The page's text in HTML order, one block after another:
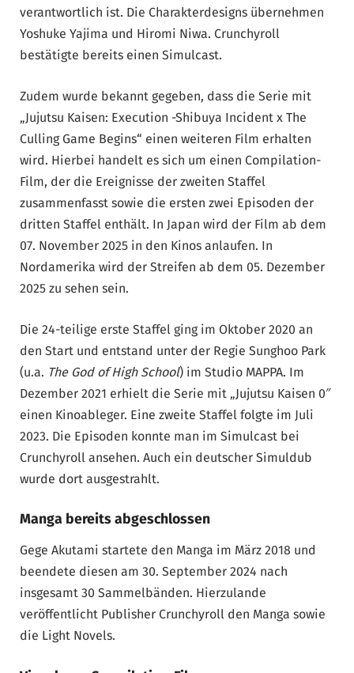
verantwortlich ist. Die Charakterdesigns übernehmen
Yoshuke Yajima und Hiromi Niwa. Crunchyroll
bestätigte bereits einen Simulcast.
Zudem wurde bekannt gegeben, dass die Serie mit
„Jujutsu Kaisen: Execution -Shibuya Incident x The
Culling Game Begins“ einen weiteren Film erhalten
wird. Hierbei handelt es sich um einen Compilation-
Film, der die Ereignisse der zweiten Staffel
zusammenfasst sowie die ersten zwei Episoden der
dritten Staffel enthält. In Japan wird der Film ab dem
07. November 2025 in den Kinos anlaufen. In
Nordamerika wird der Streifen ab dem 05. Dezember
2025 zu sehen sein.
Die 24-teilige erste Staffel ging im Oktober 2020 an
den Start und entstand unter der Regie Sunghoo Park
(u.a. The God of High School) im Studio MAPPA. Im
Dezember 2021 erhielt die Serie mit „Jujutsu Kaisen 0″
einen Kinoableger. Eine zweite Staffel folgte im Juli
2023. Die Episoden konnte man im Simulcast bei
Crunchyroll ansehen. Auch ein deutscher Simuldub
wurde dort ausgestrahlt.
Manga bereits abgeschlossen
Gege Akutami startete den Manga im März 2018 und
beendete diesen am 30. September 2024 nach
insgesamt 30 Sammelbänden. Hierzulande
veröffentlicht Publisher Crunchyroll den Manga sowie
die Light Novels.